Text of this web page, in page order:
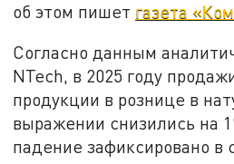
об этом пишет газета
Согласно данным
NTech, в 2025 году
продукции в рознице в
выражении снизились на
падение зафиксировано в